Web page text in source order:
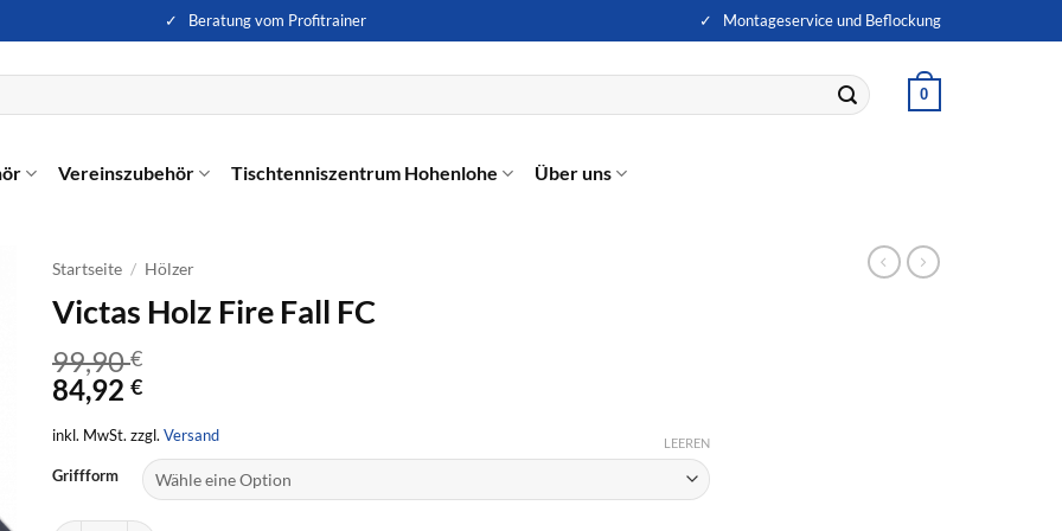
✓ Beratung vom Profitrainer ✓ Montageservice und Beflockung
0
Vereinszubehör Tischtenniszentrum Hohenlohe Über uns
Startseite / Hölzer
Victas Holz Fire Fall FC
99,90€
84,92 €
inkl. MwSt. zzgl. Versand
Griffform
LEEREN